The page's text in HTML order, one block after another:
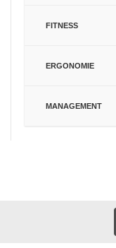
FITNESS
ERGONOMIE
MANAGEMENT